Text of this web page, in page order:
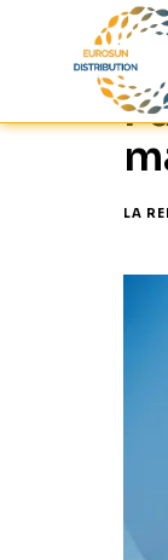
LA